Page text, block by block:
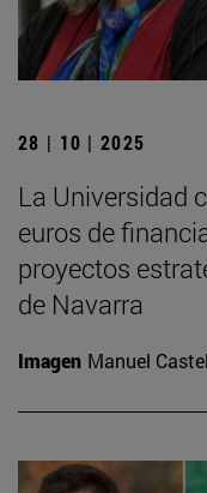
28 | 10 | 2025
La Universidad
euros de
proyectos
de Navarra
Imagen Manuel